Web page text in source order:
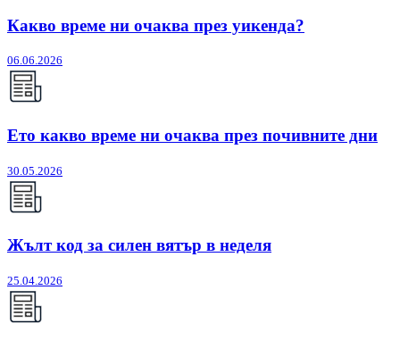
Какво време ни очаква през уикенда?
06.06.2026
Ето какво време ни очаква през почивните дни
30.05.2026
Жълт код за силен вятър в неделя
25.04.2026